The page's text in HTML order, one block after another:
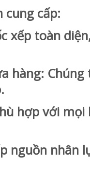
cung cấp:
xếp toàn
hàng:
hợp với mọi
nguồn nhân